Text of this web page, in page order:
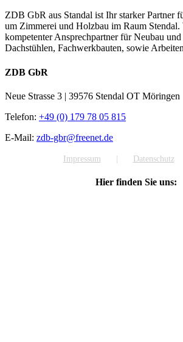
ZDB GbR aus Standal ist Ihr starker Partner
um Zimmerei und Holzbau im Raum
kompetenter Ansprechpartner für Neubau
Dachstühlen, Fachwerkbauten, sowie
ZDB GbR
Neue Strasse 3 | 39576 Stendal OT Möringen
Telefon: +49 (0) 179 78 05 815
E-Mail: zdb-gbr@freenet.de
Impressum Datenschutz
Hier finden Sie uns: